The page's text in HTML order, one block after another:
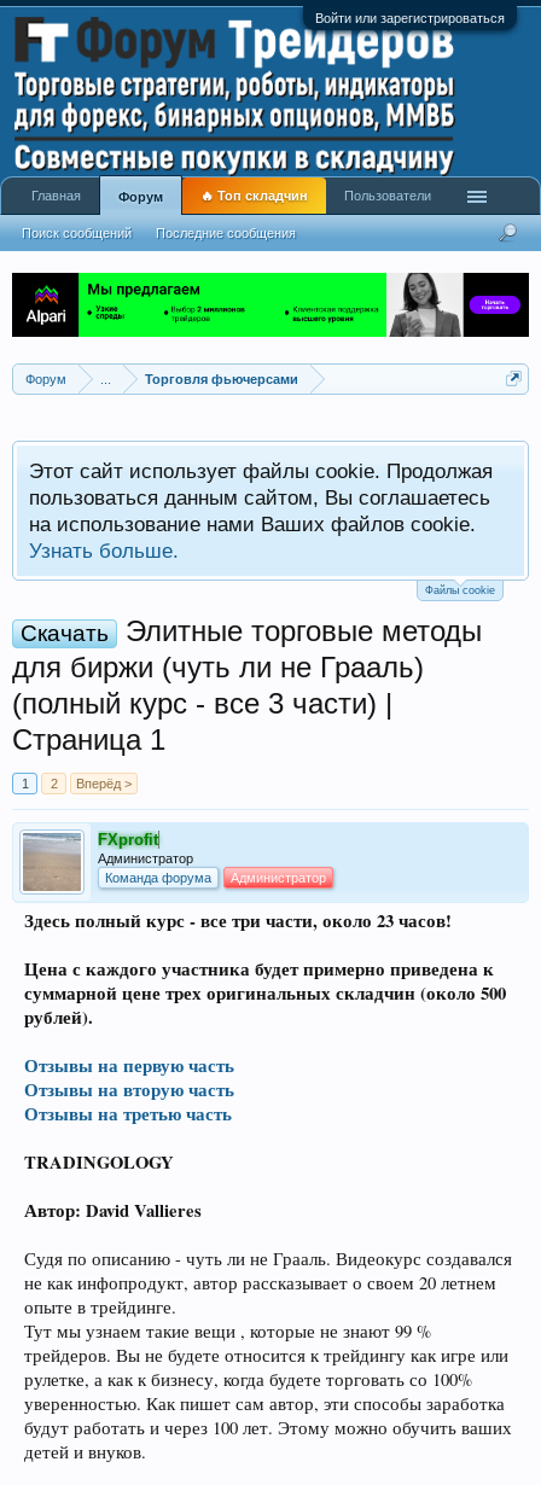
Войти или зарегистрироваться
Форум Торговля фьючерсами
Этот сайт использует файлы cookie. Продолжая
пользоваться данным сайтом, Вы соглашаетесь
на использование нами Ваших файлов cookie.
Узнать больше.
Файлы cookie
Скачать
Элитные торговые методы
для биржи (чуть ли не Грааль)
(полный курс - все 3 части) |
Страница 1
1 2 Вперёд >
FXprofit
Администратор
Команда форума
Администратор
Здесь полный курс - все три части, около 23 часов!
Цена с каждого участника будет примерно приведена к
суммарной цене трех оригинальных складчин (около 500
рублей).
Отзывы на первую часть
Отзывы на вторую часть
Отзывы на третью часть
TRADINGOLOGY
Автор: David Vallieres
Судя по описанию - чуть ли не Грааль. Видеокурс создавался
не как инфопродукт, автор рассказывает о своем 20 летнем
опыте в трейдинге.
Тут мы узнаем такие вещи , которые не знают 99 %
трейдеров. Вы не будете относится к трейдингу как игре или
рулетке, а как к бизнесу, когда будете торговать со 100%
уверенностью. Как пишет сам автор, эти способы заработка
будут работать и через 100 лет. Этому можно обучить ваших
детей и внуков.
Главная Форум
Поиск сообщений Последние сообщения
🔥 Топ складчин Пользователи